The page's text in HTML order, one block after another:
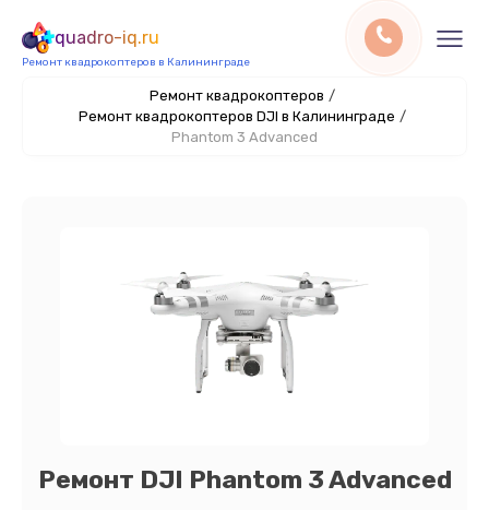
quadro-iq.ru
Ремонт квадрокоптеров в Калининграде
Ремонт квадрокоптеров /
Ремонт квадрокоптеров DJI в Калининграде /
Phantom 3 Advanced
Ремонт DJI Phantom 3 Advanced